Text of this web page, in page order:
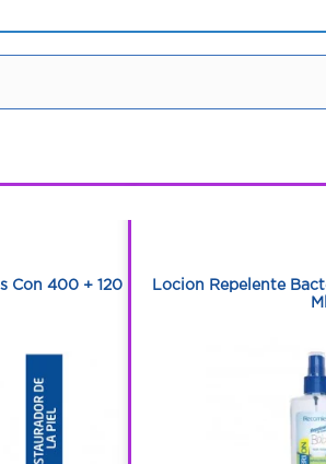
Con 400 + 120 Ml
Locion Repelente
Ml